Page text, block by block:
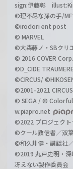
sign:伊藤彰
©理不尽な孫の手/
©irodori ent post
© MARVEL
©大森藤ノ・SBクリ
© 2016 COVER Corp.
©D_CIDE
©CIRCUS/
©2001-2021 CIRCUS
© SEGA / ©
w.piapro.net
©2022 プロジェクト
©クール教信者／双
©和久井健・講談社
©2019 丸戸史明・深
冴えない製作委員会